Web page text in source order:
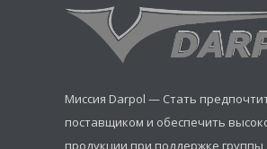
Миссия Darpol — Стать
поставщиком и обеспечить